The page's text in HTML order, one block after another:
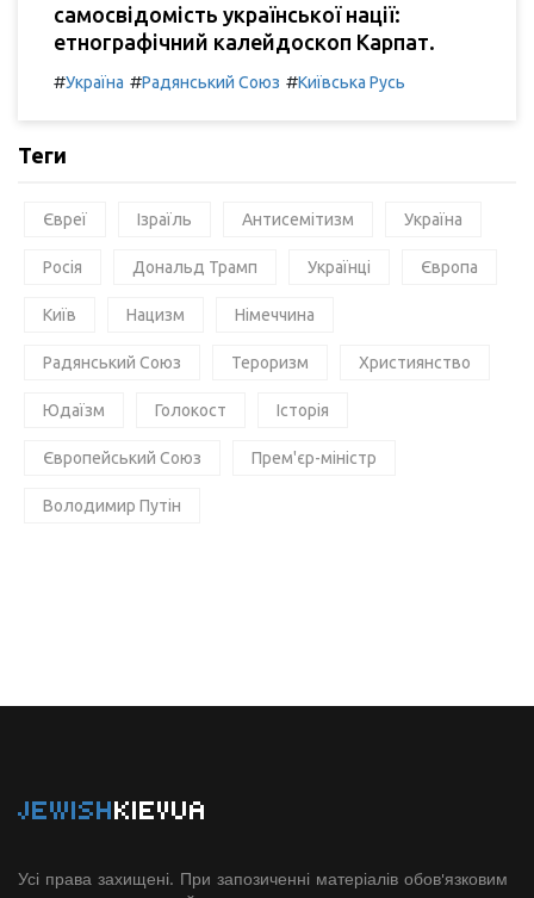
самосвідомість української нації:
етнографічний калейдоскоп Карпат.
#Україна #Радянський Союз #Київська Русь
Теги
Євреї Ізраїль Антисемітизм Україна
Росія Дональд Трамп Українці Європа
Київ Нацизм Німеччина
Радянський Союз Тероризм Християнство
Юдаїзм Голокост Історія
Європейський Союз Прем'єр-міністр
Володимир Путін
JEWISHKIEVUA
Усі права захищені. При запозиченні матеріалів обов'язковим